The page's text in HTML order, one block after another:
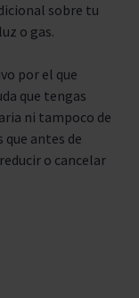
sobre tu
o gas.
por el que
que tengas
ni tampoco de
antes de
o cancelar